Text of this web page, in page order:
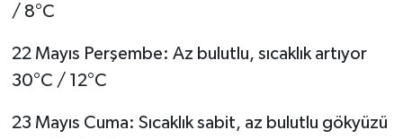
/ 8°C
22 Mayıs Perşembe: Az bulutlu, sıcaklık artıyor
30°C / 12°C
23 Mayıs Cuma: Sıcaklık sabit, az bulutlu gökyüzü